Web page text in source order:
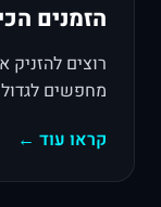
הזמנים
רוצים
מחפשים לגדול
קראו עוד ←